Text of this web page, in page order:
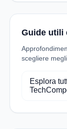
Guide utili
scegliere
Esplora